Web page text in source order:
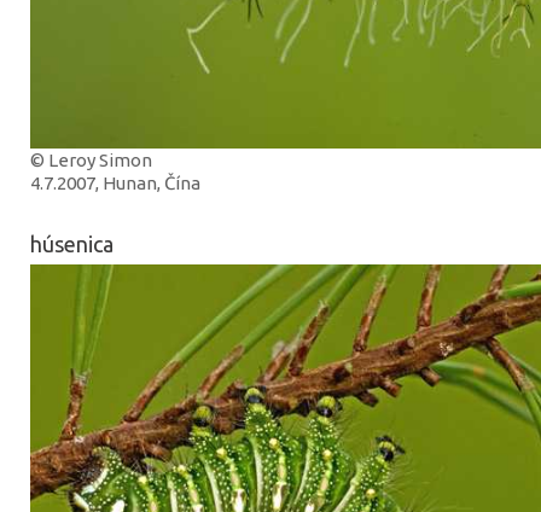
© Leroy Simon
4.7.2007, Hunan, Čína
húsenica